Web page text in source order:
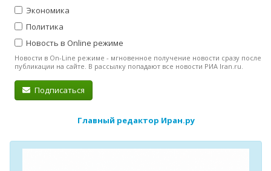
Экономика
Политика
Новость в Online режиме
Новости в On-Line режиме - мгновенное получение новости сразу после
публикации на сайте. В рассылку попадают все новости РИА Iran.ru.
Подписаться
Главный редактор Иран.ру